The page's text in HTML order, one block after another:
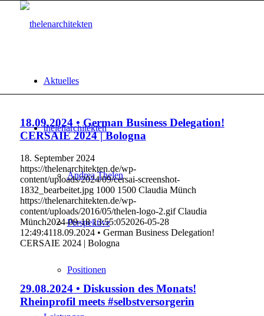
Aktuelles
thelenarchitekten
Andrea Thelen
Perspektive
Positionen
18.09.2024 • German Business Delegation!
CERSAIE 2024 | Bologna
18. September 2024
https://thelenarchitekten.de/wp-
content/uploads/2024/09/cersai-screenshot-
1832_bearbeitet.jpg 1000 1500 Claudia Münch
https://thelenarchitekten.de/wp-
content/uploads/2016/05/thelen-logo-2.gif Claudia
Münch2024-09-18 13:55:052026-05-28
12:49:4118.09.2024 • German Business Delegation!
CERSAIE 2024 | Bologna
29.08.2024 • Diskussion des Monats!
Rheinprofil meets #selbstversorgerin